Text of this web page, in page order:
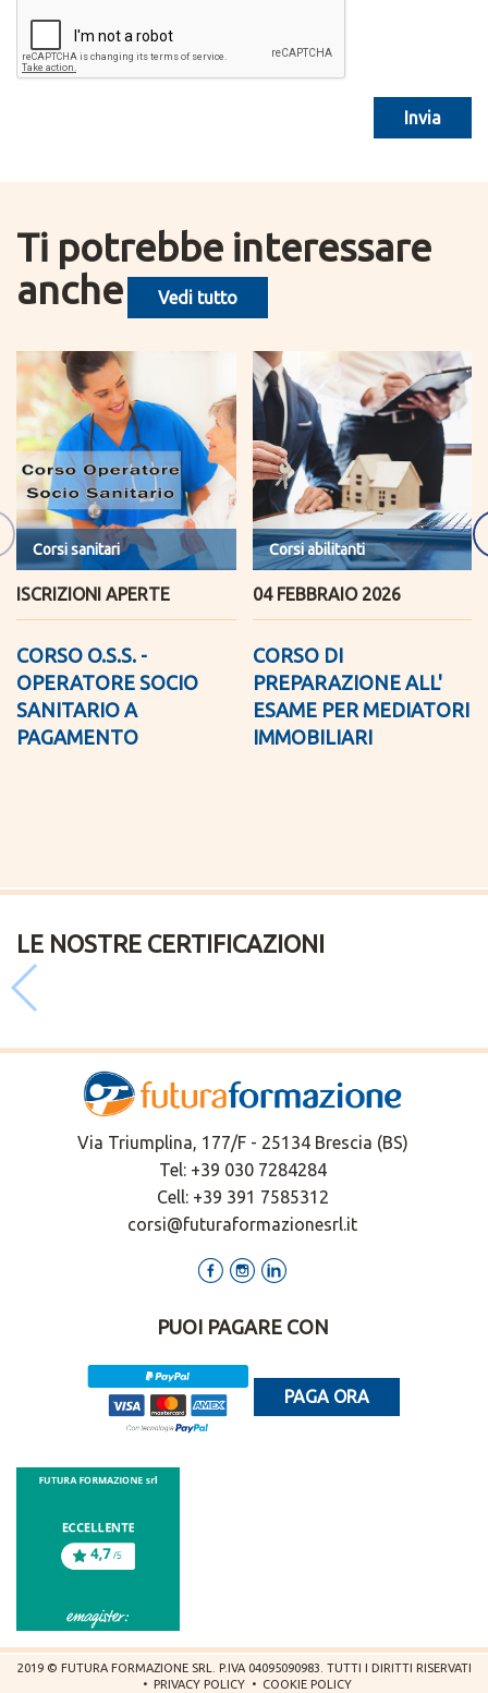
Invia
Ti potrebbe interessare
anche
Vedi tutto
Corsi sanitari
ISCRIZIONI APERTE
CORSO O.S.S. -
OPERATORE SOCIO
SANITARIO A
PAGAMENTO
Corsi abilitanti
04 FEBBRAIO 2026
CORSO DI
PREPARAZIONE ALL'
ESAME PER MEDIATORI
IMMOBILIARI
LE NOSTRE CERTIFICAZIONI
Via Triumplina, 177/F - 25134 Brescia (BS)
Tel: +39 030 7284284
Cell: +39 391 7585312
corsi@futuraformazionesrl.it
PUOI PAGARE CON
PAGA ORA
2019 © FUTURA FORMAZIONE SRL. P.IVA 04095090983. TUTTI I DIRITTI RISERVATI
• PRIVACY POLICY • COOKIE POLICY